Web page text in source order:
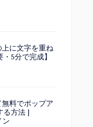
に文字を重ね
5分で完成】
料でポップア
方法 |
ン